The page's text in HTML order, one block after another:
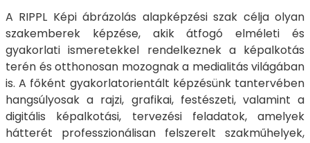
A RIPPL Képi ábrázolás alapképzési szak célja olyan
szakemberek képzése, akik átfogó elméleti és
gyakorlati ismeretekkel rendelkeznek a képalkotás
terén és otthonosan mozognak a medialitás világában
is. A főként gyakorlatorientált képzésünk tantervében
hangsúlyosak a rajzi, grafikai, festészeti, valamint a
digitális képalkotási, tervezési feladatok, amelyek
hátterét professzionálisan felszerelt szakműhelyek,